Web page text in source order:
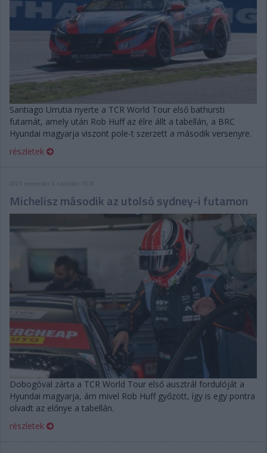
Santiago Urrutia nyerte a TCR World Tour első bathursti
futamát, amely után Rob Huff az élre állt a tabellán, a BRC
Hyundai magyarja viszont pole-t szerzett a második versenyre.
részletek
2023. november 4. szombat, 10:31
Michelisz második az utolsó sydney-i futamon
Dobogóval zárta a TCR World Tour első ausztrál fordulóját a
Hyundai magyarja, ám mivel Rob Huff győzött, így is egy pontra
olvadt az előnye a tabellán.
részletek